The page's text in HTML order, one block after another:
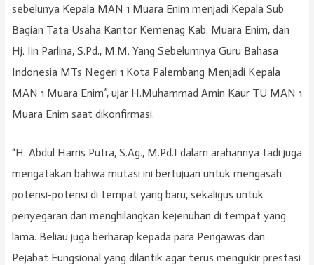
sebelunya Kepala MAN 1 Muara Enim menjadi Kepala Sub
Bagian Tata Usaha Kantor Kemenag Kab. Muara Enim, dan
Hj. Iin Parlina, S.Pd., M.M. Yang Sebelumnya Guru Bahasa
Indonesia MTs Negeri 1 Kota Palembang Menjadi Kepala
MAN 1 Muara Enim”, ujar H.Muhammad Amin Kaur TU MAN 1
Muara Enim saat dikonfirmasi.
“H. Abdul Harris Putra, S.Ag., M.Pd.I dalam arahannya tadi juga
mengatakan bahwa mutasi ini bertujuan untuk mengasah
potensi-potensi di tempat yang baru, sekaligus untuk
penyegaran dan menghilangkan kejenuhan di tempat yang
lama. Beliau juga berharap kepada para Pengawas dan
Pejabat Fungsional yang dilantik agar terus mengukir prestasi